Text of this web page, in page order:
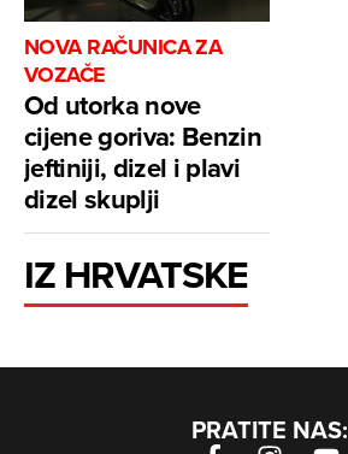
NOVA RAČUNICA ZA
VOZAČE
Od utorka nove
cijene goriva: Benzin
jeftiniji, dizel i plavi
dizel skuplji
IZ HRVATSKE
PRATITE NAS: